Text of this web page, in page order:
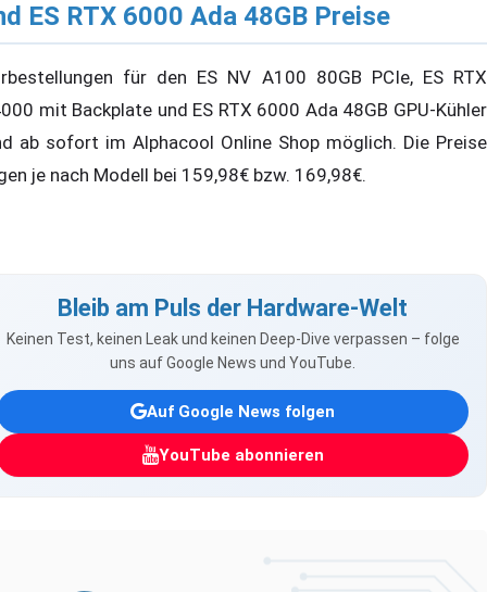
ES RTX 6000 Ada 48GB Preise
für den ES NV A100 80GB PCIe, ES RTX
mit Backplate und ES RTX 6000 Ada 48GB GPU-Kühler
ab sofort im Alphacool Online Shop möglich. Die Preise
je nach Modell bei 159,98€ bzw. 169,98€.
Bleib am Puls der Hardware-Welt
Keinen Test, keinen Leak und keinen Deep-Dive verpassen – folge
uns auf Google News und YouTube.
Auf Google News folgen
YouTube abonnieren